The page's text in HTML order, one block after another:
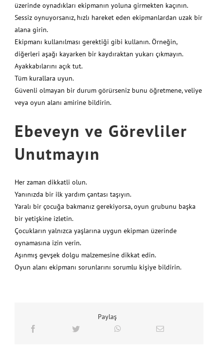
üzerinde oynadıkları ekipmanın yoluna girmekten kaçının.
Sessiz oynuyorsanız, hızlı hareket eden ekipmanlardan uzak bir
alana girin.
Ekipmanı kullanılması gerektiği gibi kullanın. Örneğin,
diğerleri aşağı kayarken bir kaydıraktan yukarı çıkmayın.
Ayakkabılarını açık tut.
Tüm kurallara uyun.
Güvenli olmayan bir durum görürseniz bunu öğretmene, veliye
veya oyun alanı amirine bildirin.
Ebeveyn ve Görevliler
Unutmayın
Her zaman dikkatli olun.
Yanınızda bir ilk yardım çantası taşıyın.
Yaralı bir çocuğa bakmanız gerekiyorsa, oyun grubunu başka
bir yetişkine izletin.
Çocukların yalnızca yaşlarına uygun ekipman üzerinde
oynamasına izin verin.
Aşınmış gevşek dolgu malzemesine dikkat edin.
Oyun alanı ekipmanı sorunlarını sorumlu kişiye bildirin.
Paylaş